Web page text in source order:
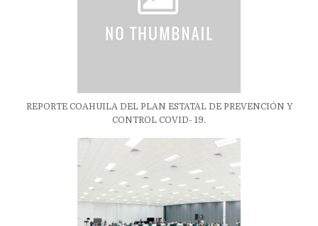
REPORTE COAHUILA DEL PLAN ESTATAL DE PREVENCIÓN Y
CONTROL COVID- 19.